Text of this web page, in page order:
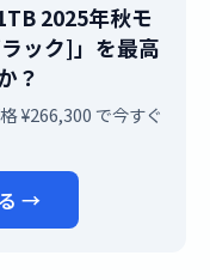
2025年秋モ
ック]」を最高
？
¥266,300 で今すぐ
→